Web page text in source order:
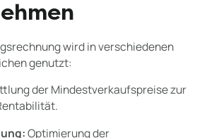
wird in verschiedenen
genutzt:
der Mindestverkaufspreise zur
Optimierung der